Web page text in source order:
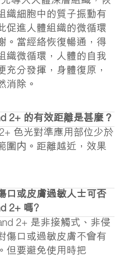
織細胞中的質子振動有
促進人體組織的微循環
。當經絡恢復暢通，得
織微循環，人體的自我
充分發揮，身體復原，
消除。
2+ 的有效距離是甚麼？
色光對準應用部位少於
圍内。距離越近，效果
口或皮膚過敏人士可否
2+ 嗎?
2+ 是非接觸式、非侵
傷口或過敏皮膚不會有
但要避免使用時把